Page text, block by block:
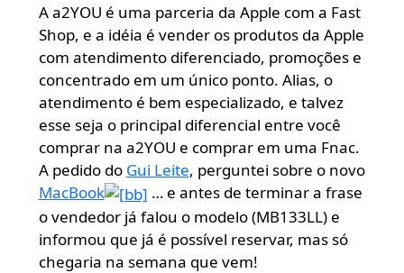
A a2YOU é uma parceria da Apple com a Fast
Shop, e a idéia é vender os produtos da Apple
com atendimento diferenciado, promoções e
concentrado em um único ponto. Alias, o
atendimento é bem especializado, e talvez
esse seja o principal diferencial entre você
comprar na a2YOU e comprar em uma Fnac.
A pedido do Gui Leite, perguntei sobre o novo
MacBook
… e antes de terminar a frase
o vendedor já falou o modelo (MB133LL) e
informou que já é possível reservar, mas só
chegaria na semana que vem!